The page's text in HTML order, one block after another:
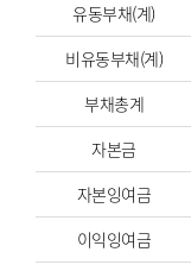
유동부채(계)
비유동부채(계)
부채총계
자본금
자본잉여금
이익잉여금